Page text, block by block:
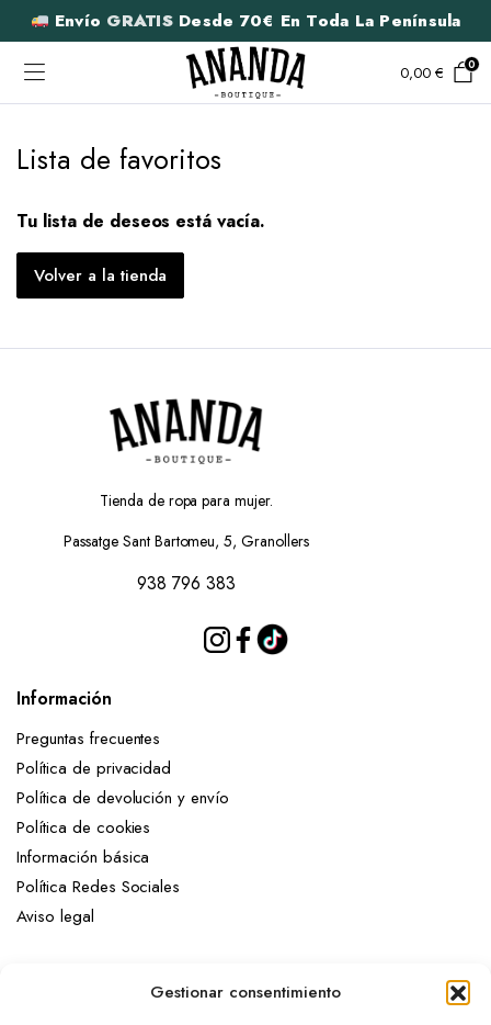
Gestionar consentimiento
Envío GRATISDesde 70€ En Toda La Península
0,00 € 0
Lista de favoritos
Tu lista de deseos está vacía.
Volver a la tienda
Tienda de ropa para mujer.
Passatge Sant Bartomeu, 5, Granollers
938 796 383
Información
Preguntas frecuentes
Política de privacidad
Política de devolución y envío
Política de cookies
Información básica
Política Redes Sociales
Aviso legal